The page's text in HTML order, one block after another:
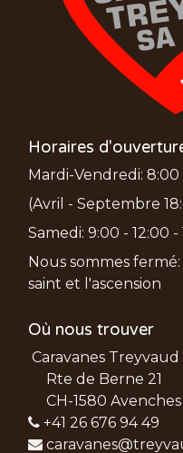
Horaires
Mardi-Vendredi: 8:00
(Avril - Septembre
Samedi: 9:00 - 12:00 -
Nous sommes
saint et l'ascension
Où nous trouver
Caravanes Treyvaud
Rte de Berne 21
CH-1580 Avenches
+41 26 676 94 49